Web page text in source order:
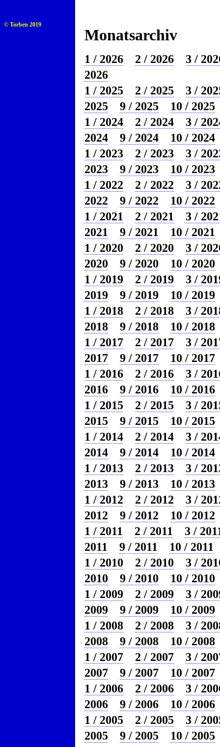
© Torben 2019
Monatsarchiv
1 / 2026 2 / 2026
3 /
2026
1 / 2025
2 / 2025
3 /
2025
9 / 2025
10 / 2025
1 / 2024
2 / 2024
3 /
2024
9 / 2024
10 / 2024
1 / 2023
2 / 2023
3 /
2023
9 / 2023
10 / 2023
1 / 2022
2 / 2022
3 /
2022
9 / 2022
10 / 2022
1 / 2021
2 / 2021
3 /
2021
9 / 2021
10 / 2021
1 / 2020
2 / 2020
3 /
2020
9 / 2020
10 / 2020
1 / 2019
2 / 2019
3 /
2019
9 / 2019
10 / 2019
1 / 2018
2 / 2018
3 /
2018
9 / 2018
10 / 2018
1 / 2017
2 / 2017
3 /
2017
9 / 2017
10 / 2017
1 / 2016
2 / 2016
3 /
2016
9 / 2016
10 / 2016
1 / 2015
2 / 2015
3 /
2015
9 / 2015
10 / 2015
1 / 2014
2 / 2014
3 /
2014
9 / 2014
10 / 2014
1 / 2013
2 / 2013
3 /
2013
9 / 2013
10 / 2013
1 / 2012
2 / 2012
3 /
2012
9 / 2012
10 / 2012
1 / 2011
2 / 2011
3 /
2011
9 / 2011
10 / 2011
1 / 2010
2 / 2010
3 /
2010
9 / 2010
10 / 2010
1 / 2009
2 / 2009
3 /
2009
9 / 2009
10 / 2009
1 / 2008
2 / 2008
3 /
2008
9 / 2008
10 / 2008
1 / 2007
2 / 2007
3 /
2007
9 / 2007
10 / 2007
1 / 2006
2 / 2006
3 /
2006
9 / 2006
10 / 2006
1 / 2005
2 / 2005
3 /
2005
9 / 2005
10 / 2005